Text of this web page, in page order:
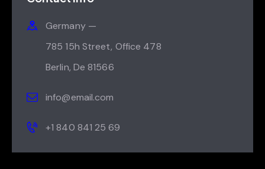
Germany —
785 15h Street, Office 478
Berlin, De 81566
info@email.com
+1 840 841 25 69